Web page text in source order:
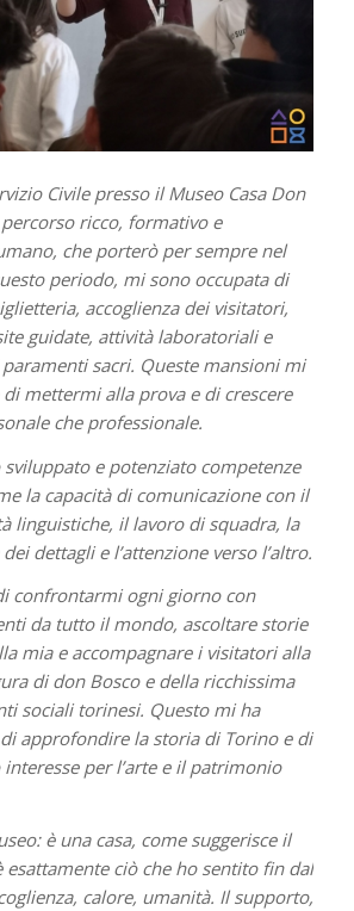
Civile presso il Museo Casa Don
ricco, formativo e
che porterò per sempre nel
periodo, mi sono occupata di
accoglienza dei visitatori,
guidate, attività laboratoriali e
sacri. Queste mansioni mi
mettermi alla prova e di crescere
che professionale.
e potenziato competenze
la capacità di comunicazione con il
linguistiche, il lavoro di squadra, la
dettagli e l’attenzione verso l’altro.
confrontarmi ogni giorno con
da tutto il mondo, ascoltare storie
mia e accompagnare i visitatori alla
di don Bosco e della ricchissima
sociali torinesi. Questo mi ha
approfondire la storia di Torino e di
per l’arte e il patrimonio
è una casa, come suggerisce il
esattamente ciò che ho sentito fin dal
calore, umanità. Il supporto,